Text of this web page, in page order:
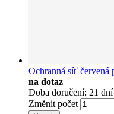
Ochranná síť červená
na dotaz
Doba doručení: 21 dní
Změnit počet